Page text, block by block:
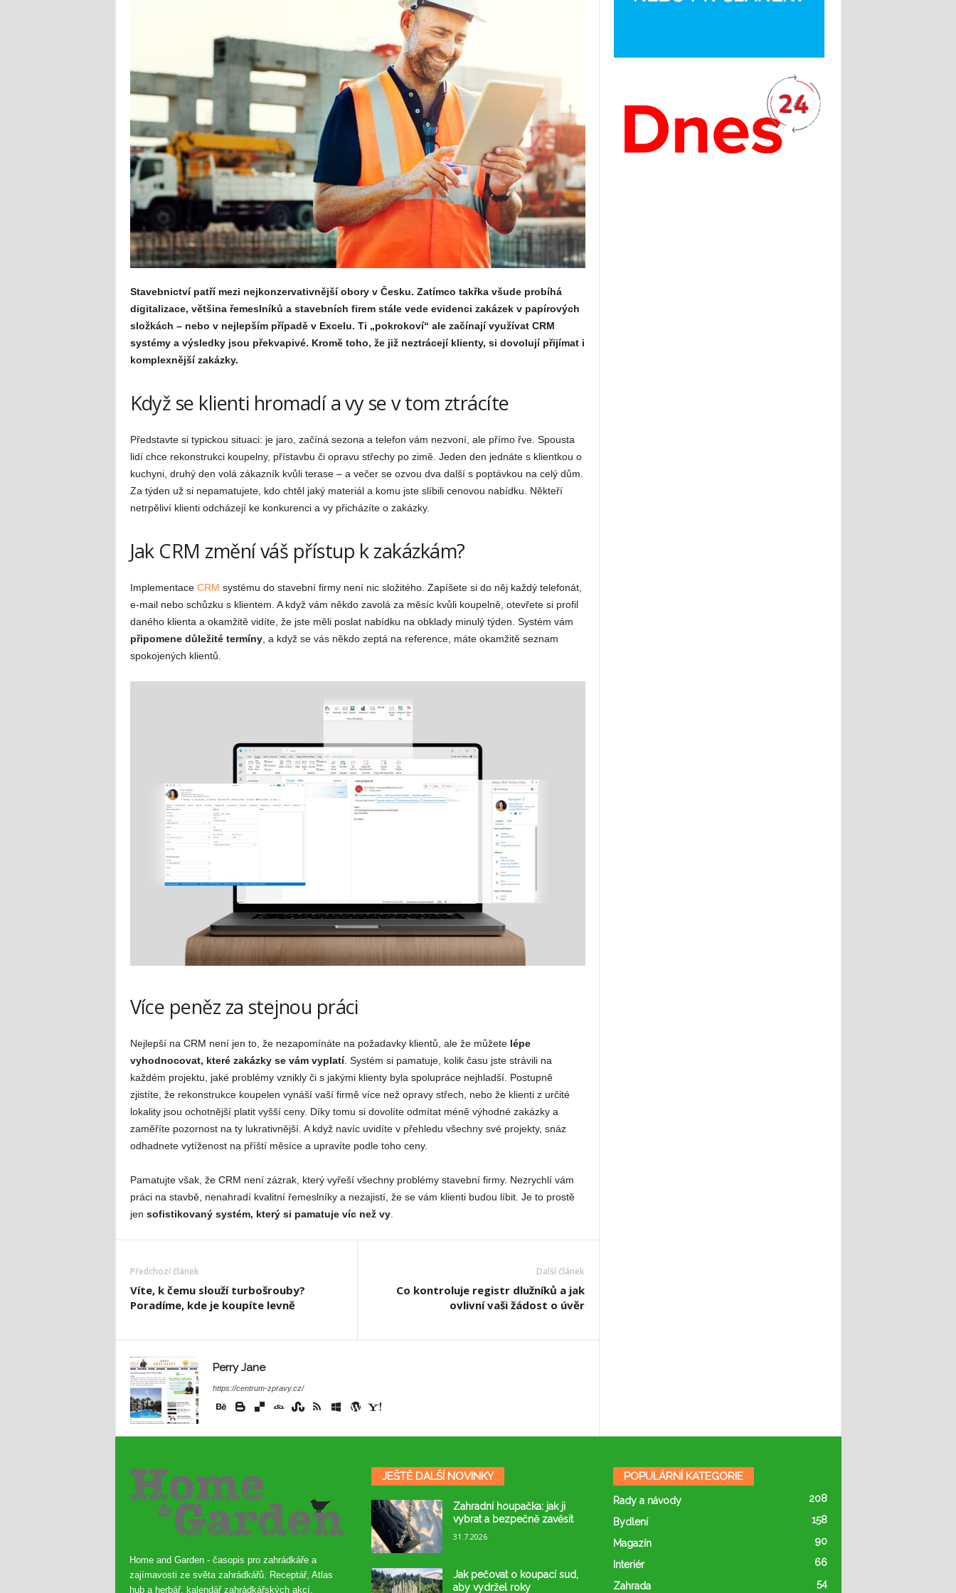
Stavebnictví patří mezi nejkonzervativnější obory v Česku. Zatímco takřka všude probíhá
digitalizace, většina řemeslníků a stavebních firem stále vede evidenci zakázek v papírových
složkách – nebo v nejlepším případě v Excelu. Ti „pokrokoví“ ale začínají využívat CRM
systémy a výsledky jsou překvapivé. Kromě toho, že již neztrácejí klienty, si dovolují přijímat i
komplexnější zakázky.
Když se klienti hromadí a vy se v tom ztrácíte
Představte si typickou situaci: je jaro, začíná sezona a telefon vám nezvoní, ale přímo řve. Spousta
lidí chce rekonstrukci koupelny, přístavbu či opravu střechy po zimě. Jeden den jednáte s klientkou o
kuchyni, druhý den volá zákazník kvůli terase – a večer se ozvou dva další s poptávkou na celý dům.
Za týden už si nepamatujete, kdo chtěl jaký materiál a komu jste slíbili cenovou nabídku. Někteří
netrpěliví klienti odcházejí ke konkurenci a vy přicházíte o zakázky.
Jak CRM změní váš přístup k zakázkám?
Implementace CRM systému do stavební firmy není nic složitého. Zapíšete si do něj každý telefonát,
e-mail nebo schůzku s klientem. A když vám někdo zavolá za měsíc kvůli koupelně, otevřete si profil
daného klienta a okamžitě vidíte, že jste měli poslat nabídku na obklady minulý týden. Systém vám
připomene důležité termíny, a když se vás někdo zeptá na reference, máte okamžitě seznam
spokojených klientů.
Více peněz za stejnou práci
Nejlepší na CRM není jen to, že nezapomínáte na požadavky klientů, ale že můžete lépe
vyhodnocovat, které zakázky se vám vyplatí. Systém si pamatuje, kolik času jste strávili na
každém projektu, jaké problémy vznikly či s jakými klienty byla spolupráce nejhladší. Postupně
zjistíte, že rekonstrukce koupelen vynáší vaší firmě více než opravy střech, nebo že klienti z určité
lokality jsou ochotnější platit vyšší ceny. Díky tomu si dovolíte odmítat méně výhodné zakázky a
zaměříte pozornost na ty lukrativnější. A když navíc uvidíte v přehledu všechny své projekty, snáz
odhadnete vytíženost na příští měsíce a upravíte podle toho ceny.
Pamatujte však, že CRM není zázrak, který vyřeší všechny problémy stavební firmy. Nezrychlí vám
práci na stavbě, nenahradí kvalitní řemeslníky a nezajistí, že se vám klienti budou líbit. Je to prostě
jen sofistikovaný systém, který si pamatuje víc než vy.
Předchozí článek
Víte, k čemu slouží turbošrouby?
Poradíme, kde je koupíte levně
Další článek
Co kontroluje registr dlužníků a jak
ovlivní vaši žádost o úvěr
Perry Jane
https://centrum-zpravy.cz/
Home and Garden - časopis pro zahrádkáře a
zajímavosti ze světa zahrádkářů. Receptář, Atlas
hub a herbář, kalendář zahrádkářských akcí,
JEŠTĚ DALŠÍ NOVINKY
Zahradní houpačka: jak ji
vybrat a bezpečně zavěsit
31.7.2026
Jak pečovat o koupací sud,
aby vydržel roky
POPULÁRNÍ KATEGORIE
Rady a návody 208
Bydlení 158
Magazín 90
Interiér 66
Zahrada 54